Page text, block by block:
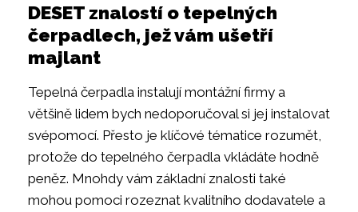
DESET znalostí o tepelných
čerpadlech, jež vám ušetří
majlant
Tepelná čerpadla instalují montážní firmy a
většině lidem bych nedoporučoval si jej instalovat
svépomocí. Přesto je klíčové tématice rozumět,
protože do tepelného čerpadla vkládáte hodně
peněz. Mnohdy vám základní znalosti také
mohou pomoci rozeznat kvalitního dodavatele a